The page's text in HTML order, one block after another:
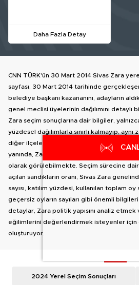
Daha Fazla Detay
CNN TÜRK'ün 30 Mart 2014 Sivas Zara
sayfası, 30 Mart 2014 tarihinde
belediye başkanı kazananını, adayların
genel meclisi üyelerinin dağılımını detaylı
Zara seçim sonuçlarına dair bilgiler,
yüzdesel dağılımlarla sınırlı kalmayıp,
diğer ilçelere geçiş yapma olanağı da
yanında, Zara belediye başkan adaylarının
olarak görülebilmekte. Seçim sürecine
açılan sandıkların oranı, Sivas Zara
sayısı, katılım yüzdesi, kullanılan toplam oy
geçersiz oyların sayıları gibi önemli
detaylar, Zara politik yapısını analiz etmek
eğilimlerini değerlendirmek isteyenler için
oluşturuyor.
2024 Yerel Seçim Sonuçları